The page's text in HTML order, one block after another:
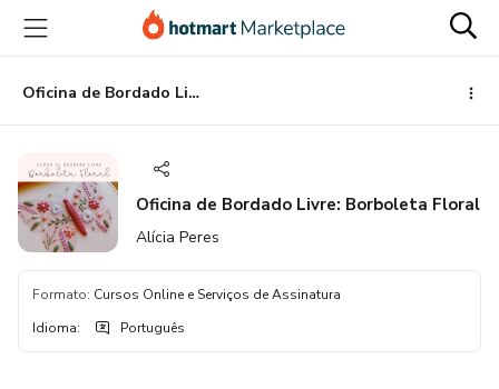
para
conteúdo
principal
para
pagamento
para
rodapé
Oficina de Bordado Livre: Borboleta Floral
Oficina de Bordado Livre: Borboleta Floral
Alícia Peres
Formato: Cursos Online e Serviços de Assinatura
Idioma: Português